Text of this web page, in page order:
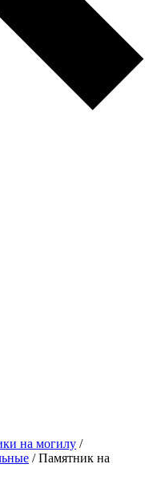
на могилу /
/Памятник на